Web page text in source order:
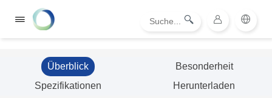
Überblick
Besonderheit
Spezifikationen
Herunterladen